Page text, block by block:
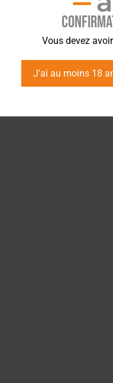
Vous devez
J'ai au moins 18